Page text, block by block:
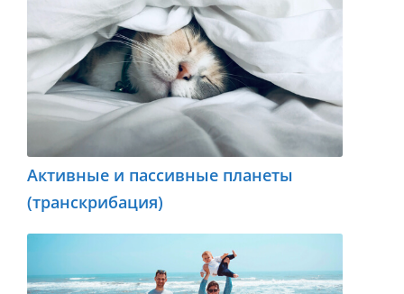
Активные и пассивные планеты
(транскрибация)